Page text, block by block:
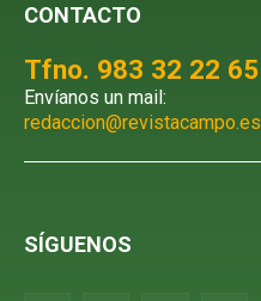
CONTACTO
Tfno. 983 32 22 65
Envíanos un mail:
redaccion@revistacampo.es
SÍGUENOS